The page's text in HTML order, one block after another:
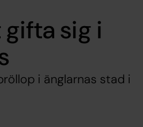
sig i
i änglarnas stad i